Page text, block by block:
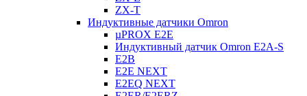
ZX-T
Индуктивные датчики Omron
µPROX E2E
Индуктивный датчик Omron E2A-S
E2B
E2E NEXT
E2EQ NEXT